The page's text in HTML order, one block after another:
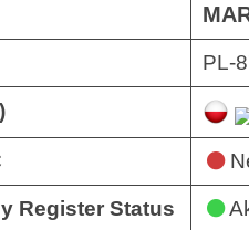
PL-
Register Status